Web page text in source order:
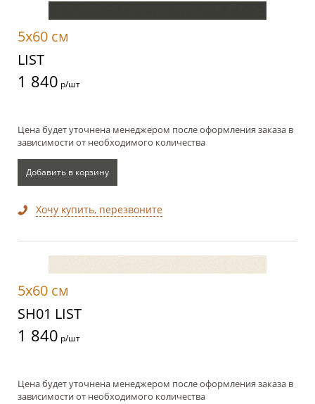
5x60 см
LIST
1 840 р/шт
Цена будет уточнена менеджером после оформления заказа в
зависимости от необходимого количества
Добавить в корзину
Хочу купить, перезвоните
5x60 см
SH01 LIST
1 840 р/шт
Цена будет уточнена менеджером после оформления заказа в
зависимости от необходимого количества